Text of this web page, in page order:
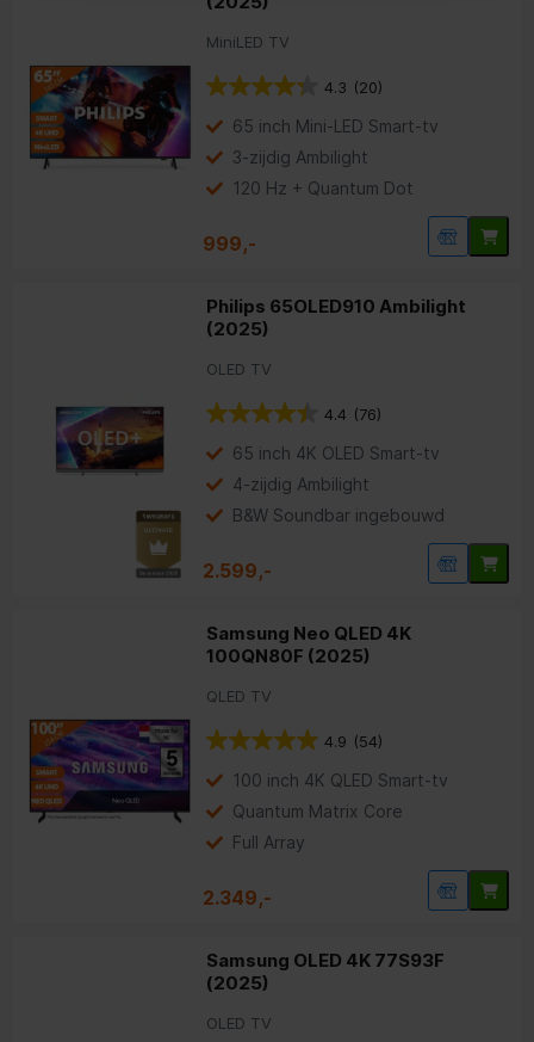
MiniLED TV
4.3 (20)
65 inch Mini-LED Smart-tv
3-zijdig Ambilight
120 Hz + Quantum Dot
999,-
Philips 65OLED910 Ambilight
(2025)
OLED TV
4.4 (76)
65 inch 4K OLED Smart-tv
4-zijdig Ambilight
B&W Soundbar ingebouwd
2.599,-
Samsung Neo QLED 4K
100QN80F (2025)
QLED TV
4.9 (54)
100 inch 4K QLED Smart-tv
Quantum Matrix Core
Full Array
2.349,-
Samsung OLED 4K 77S93F
(2025)
OLED TV